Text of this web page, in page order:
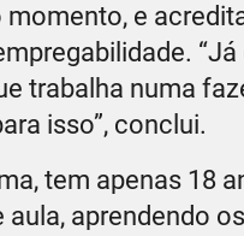
e
trabalha numa
isso”, conclui.
tem apenas 18
aprendendo